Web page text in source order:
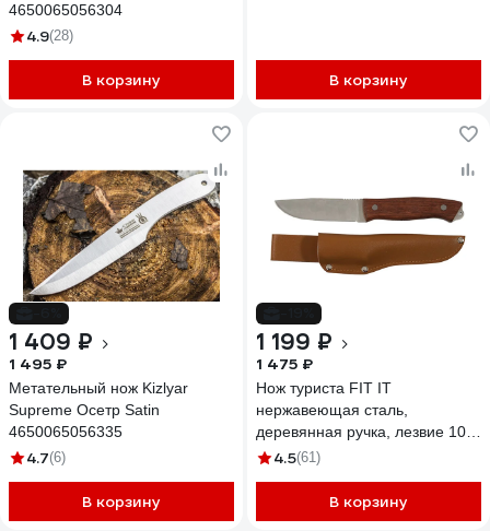
4650065056304
4.9(28)
В корзину В корзину
1 409 ₽
1 495 ₽
Метательный нож Kizlyar
Supreme Осетр Satin
4650065056335
4.7(6)
В корзину
1 199 ₽
1 475 ₽
Нож туриста FIT IT
нержавеющая сталь,
деревянная ручка, лезвие 105
мм 10730
4.5(61)
В корзину